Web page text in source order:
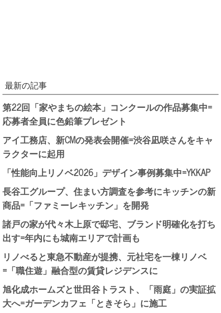
最新の記事
第22回「家やまちの絵本」コンクールの作品募集中=
応募者全員に色鉛筆プレゼント
アイ工務店、新CMの発表会開催=渋谷凪咲さんをキャ
ラクターに起用
「性能向上リノベ2026」デザイン事例募集中=YKKAP
長谷工グループ、住まい方調査を参考にキッチンの新
商品=「ファミーレキッチン」を開発
諸戸の家が代々木上原で邸宅、ブランド明確化を打ち
出す=年内にも城南エリアで計画も
リノべると東急不動産が提携、元社宅を一棟リノベ
=「職住遊」融合型の賃貸レジデンスに
旭化成ホームズと世田谷トラスト、「雨庭」の実証拡
大へ=ガーデンカフェ「ときそら」に施工